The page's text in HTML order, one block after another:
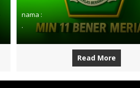
nama :
.
Read More